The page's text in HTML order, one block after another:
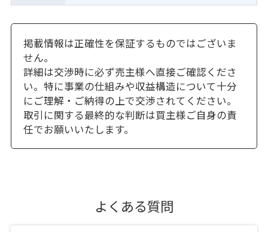
掲載情報は正確性を保証するものではございま
せん。
詳細は交渉時に必ず売主様へ直接ご確認くださ
い。特に事業の仕組みや収益構造について十分
にご理解・ご納得の上で交渉されてください。
取引に関する最終的な判断は買主様ご自身の責
任でお願いいたします。
よくある質問